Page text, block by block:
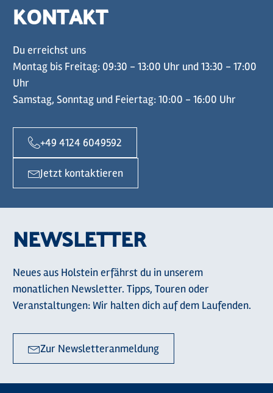
KONTAKT
Du erreichst uns
Montag bis Freitag: 09:30 - 13:00 Uhr und 13:30 - 17:00
Uhr
Samstag, Sonntag und Feiertag: 10:00 - 16:00 Uhr
+49 4124 6049592
Jetzt kontaktieren
NEWSLETTER
Neues aus Holstein erfährst du in unserem
monatlichen Newsletter. Tipps, Touren oder
Veranstaltungen: Wir halten dich auf dem Laufenden.
Zur Newsletteranmeldung